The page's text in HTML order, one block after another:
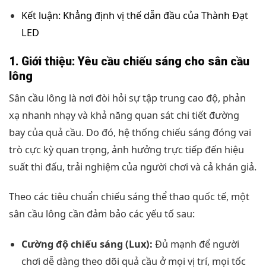
Kết luận: Khẳng định vị thế dẫn đầu của Thành Đạt
LED
1. Giới thiệu: Yêu cầu chiếu sáng cho sân cầu
lông
Sân cầu lông là nơi đòi hỏi sự tập trung cao độ, phản
xạ nhanh nhạy và khả năng quan sát chi tiết đường
bay của quả cầu. Do đó, hệ thống chiếu sáng đóng vai
trò cực kỳ quan trọng, ảnh hưởng trực tiếp đến hiệu
suất thi đấu, trải nghiệm của người chơi và cả khán giả.
Theo các tiêu chuẩn chiếu sáng thể thao quốc tế, một
sân cầu lông cần đảm bảo các yếu tố sau:
Cường độ chiếu sáng (Lux): Đủ mạnh để người
chơi dễ dàng theo dõi quả cầu ở mọi vị trí, mọi tốc